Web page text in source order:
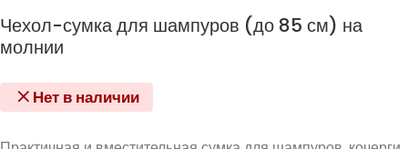
Чехол-сумка для шампуров (до 85 см) на
молнии
Нет в наличии